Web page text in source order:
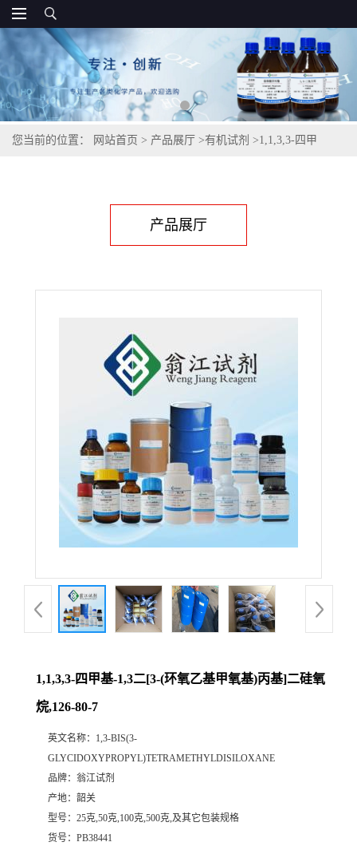
您当前的位置： 网站首页 > 产品展厅 >有机试剂 >1,1,3,3-四甲
产品展厅
1,1,3,3-四甲基-1,3二[3-(环氧乙基甲氧基)丙基]二硅氧
烷,126-80-7
英文名称： 1,3-BIS(3-
GLYCIDOXYPROPYL)TETRAMETHYLDISILOXANE
品牌： 翁江试剂
产地： 韶关
型号： 25克,50克,100克,500克,及其它包装规格
货号： PB38441